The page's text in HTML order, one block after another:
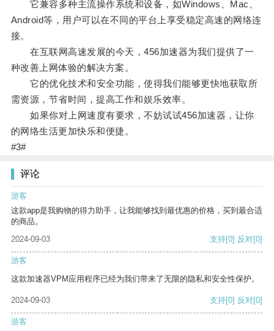
它兼容多种主流操作系统和设备，如Windows、Mac、
Android等，用户可以在不同的平台上享受稳定高速的网络连
接。
在互联网高速发展的今天，456加速器为我们提供了一
种改善上网体验的解决方案。
它的优化技术和安全功能，使得我们能够更快地获取所
需资源，节省时间，提高工作和娱乐效率。
如果你对上网速度有要求，不妨试试456加速器，让你
的网络生活更加快乐和便捷。
#3#
评论
游客
这款app是我购物的得力助手，让我能够找到最优惠的价格，买到最合适
的商品。
2024-09-03
支持[0] 反对[0]
游客
这款加速器VPM应用程序已经为我们带来了无限的隐私和安全性保护。
2024-09-03 支持[0] 反对[0]
游客